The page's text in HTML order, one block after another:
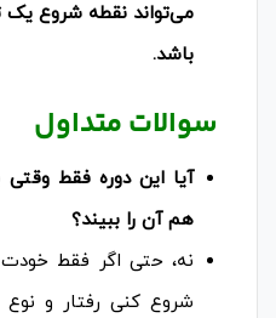
می‌تواند نقطه شروع یک
باشد.
سوالات متداول
آیا این دوره فقط
هم آن را ببیند؟
نه، حتی اگر فقط
شروع کنی رفتار و